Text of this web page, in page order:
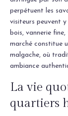
perpétuent les
visiteurs peuvent
bois, vannerie
marché constitue
malgache, où
ambiance
La vie
quartiers